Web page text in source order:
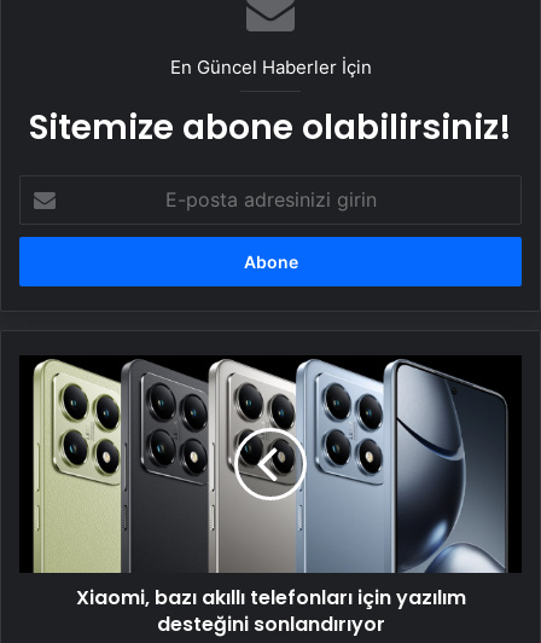
En Güncel Haberler İçin
Sitemize abone olabilirsiniz!
posta
adresinizi
Xiaomi,
telefonları
yazılım
desteğini
Xiaomi, bazı akıllı telefonları için yazılım
desteğini sonlandırıyor